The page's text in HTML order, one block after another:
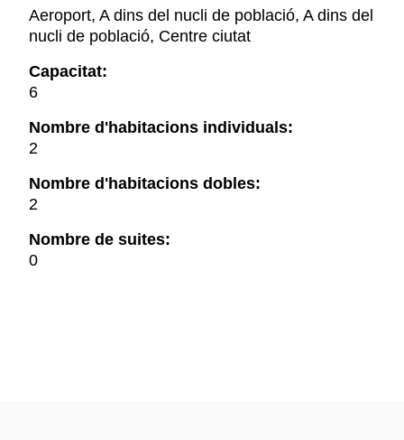
Aeroport, A dins del nucli de població, A dins del
nucli de població, Centre ciutat
Capacitat:
6
Nombre d'habitacions individuals:
2
Nombre d'habitacions dobles:
2
Nombre de suites:
0